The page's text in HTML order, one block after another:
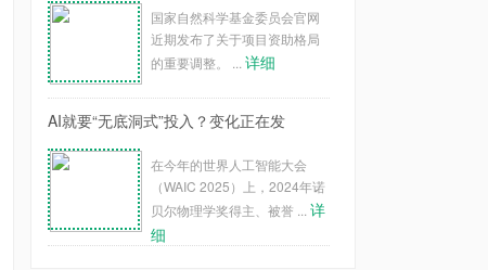
国家自然科学基金委员会官网
近期发布了关于项目资助格局
的重要调整。 ... 详细
AI就要“无底洞式”投入？变化正在发
在今年的世界人工智能大会
（WAIC 2025）上，2024年诺
贝尔物理学奖得主、被誉 ... 详
细